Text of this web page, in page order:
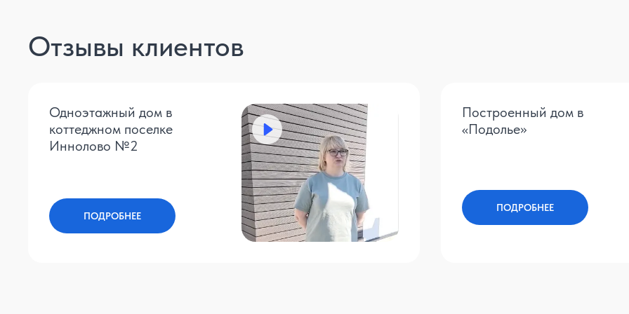
Отзывы клиентов
Одноэтажный дом в
коттеджном поселке
Иннолово №2
ПОДРОБНЕЕ
Построенный дом в
«Подолье»
ПОДРОБНЕЕ